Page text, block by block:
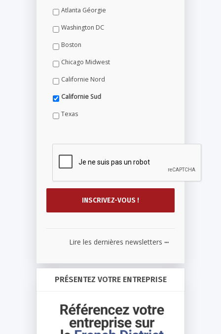
Atlanta Géorgie
Washington DC
Boston
Chicago Midwest
Californie Nord
Californie Sud
Texas
Lire les dernières newsletters ...
PRÉSENTEZ VOTRE ENTREPRISE